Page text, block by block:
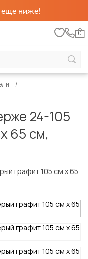
еще ниже!
0
24-105
65 см,